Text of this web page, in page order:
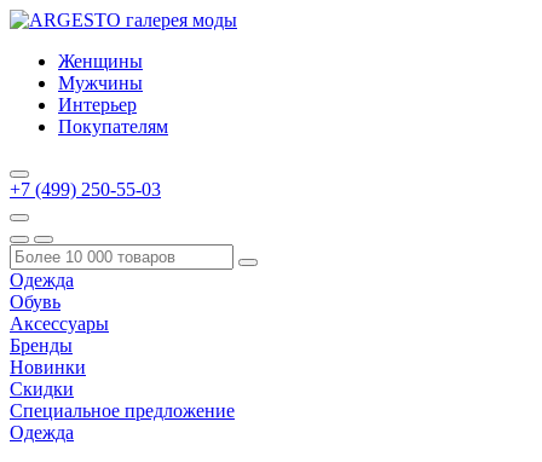
Женщины
Мужчины
Интерьер
Покупателям
+7 (499) 250-55-03
Одежда
Обувь
Аксессуары
Бренды
Новинки
Скидки
Специальное предложение
Одежда